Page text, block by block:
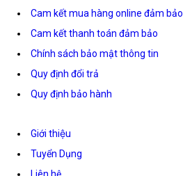
Cam kết mua hàng online đảm bảo
Cam kết thanh toán đảm bảo
Chính sách bảo mật thông tin
Quy định đổi trả
Quy định bảo hành
Giới thiệu
Tuyển Dụng